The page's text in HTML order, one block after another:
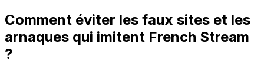
Comment éviter les faux sites et les
arnaques qui imitent French Stream
?